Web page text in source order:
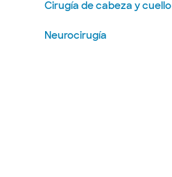
Cirugía de cabeza y cuello
Neurocirugía